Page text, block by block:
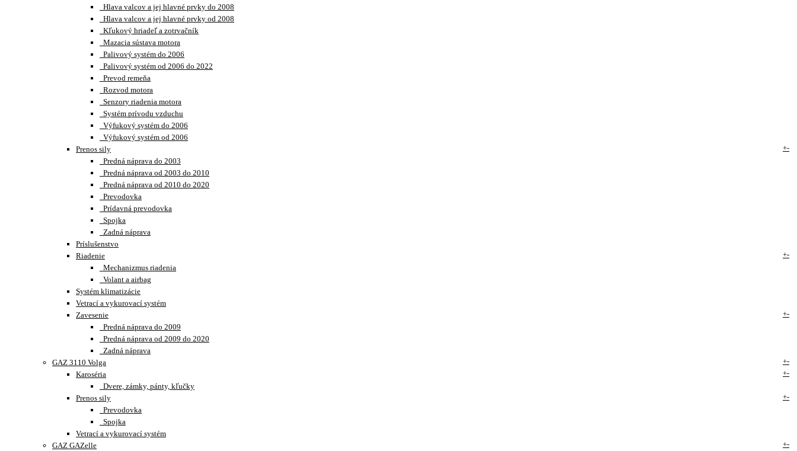
Hlava valcov a jej hlavné prvky do 2008
Hlava valcov a jej hlavné prvky od 2008
Kľukový hriadeľ a zotrvačník
Mazacia sústava motora
Palivový systém do 2006
Palivový systém od 2006 do 2022
Prevod remeňa
Rozvod motora
Senzory riadenia motora
Systém prívodu vzduchu
Výfukový systém do 2006
Výfukový systém od 2006
Prenos sily
+-
Predná náprava do 2003
Predná náprava od 2003 do 2010
Predná náprava od 2010 do 2020
Prevodovka
Prídavná prevodovka
Spojka
Zadná náprava
Príslušenstvo
Riadenie
+-
Mechanizmus riadenia
Volant a airbag
Systém klimatizácie
Vetrací a vykurovací systém
Zavesenie
+-
Predná náprava do 2009
Predná náprava od 2009 do 2020
Zadná náprava
GAZ 3110 Volga
+-
Karoséria
+-
Dvere, zámky, pánty, kľučky
Prenos sily
+-
Prevodovka
Spojka
Vetrací a vykurovací systém
GAZ GAZelle
+-